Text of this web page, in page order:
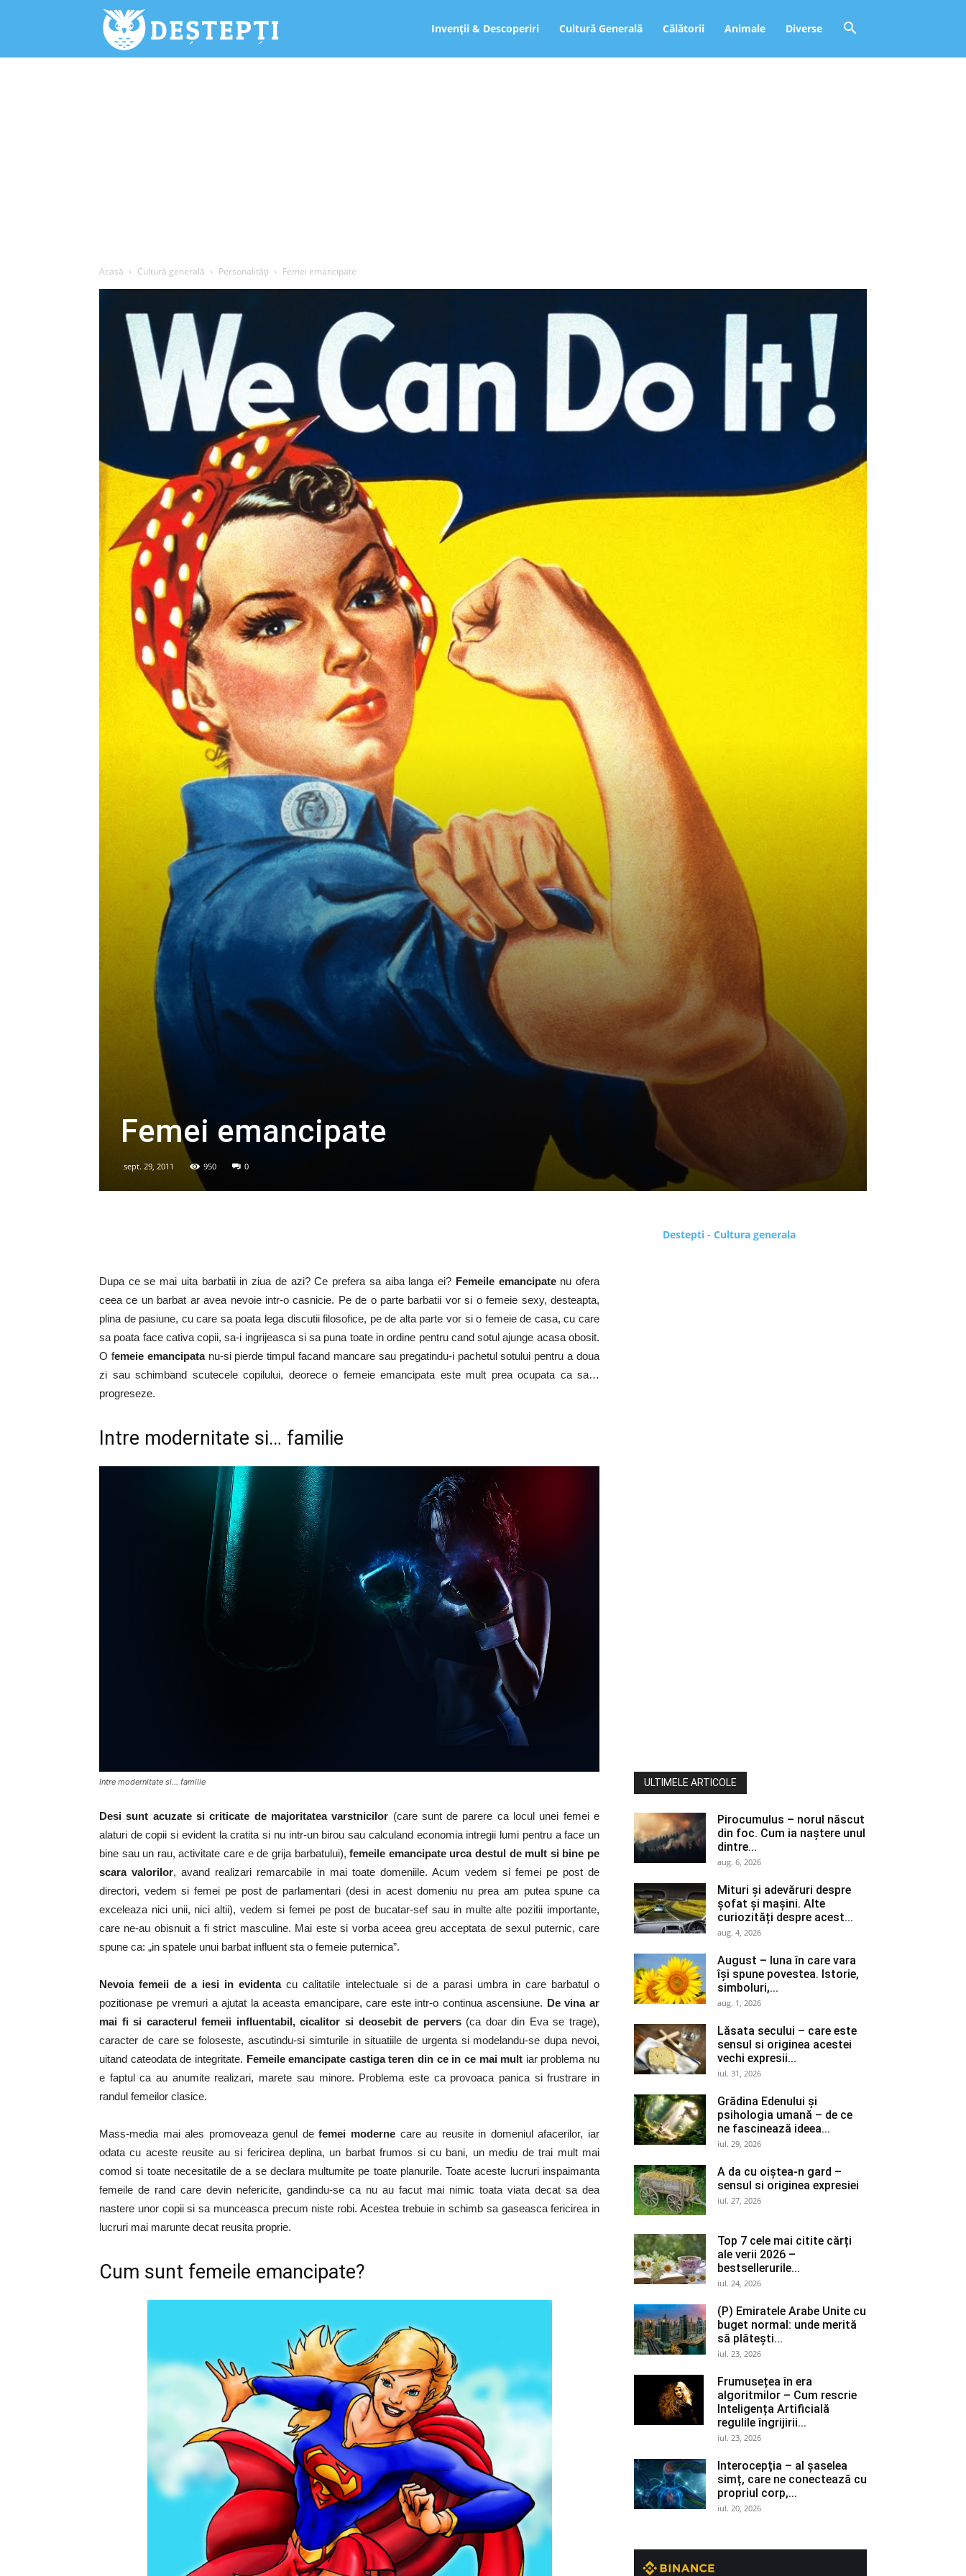
Deștepți.ro Invenții & Descoperiri Cultură Generală Călătorii Animale Diverse
Acasă Cultură generală Personalități Femei emancipate
Femei emancipate
sept. 29, 2011 950 0
Dupa ce se mai uita barbatii in ziua de azi? Ce prefera sa aiba langa ei? Femeile emancipatenu ofera
ceea ce un barbat ar avea nevoie intr-o casnicie. Pe de o parte barbatii vor si o femeie sexy, desteapta,
plina de pasiune, cu care sa poata lega discutii filosofice, pe de alta parte vor si o femeie de casa, cu care
sa poata face cativa copii, sa-i ingrijeasca si sa puna toate in ordine pentru cand sotul ajunge acasa obosit.
O femeie emancipatanu-si pierde timpul facand mancare sau pregatindu-i pachetul sotului pentru a doua
zi sau schimband scutecele copilului, deorece o femeie emancipata este mult prea ocupata ca sa…
progreseze.
Intre modernitate si… familie
Intre modernitate si… familie
Desi sunt acuzate si criticate de majoritatea varstnicilor (care sunt de parere ca locul unei femei e
alaturi de copii si evident la cratita si nu intr-un birou sau calculand economia intregii lumi pentru a face un
bine sau un rau, activitate care e de grija barbatului), femeile emancipate urca destul de mult si bine pe
scara valorilor, avand realizari remarcabile in mai toate domeniile. Acum vedem si femei pe post de
directori, vedem si femei pe post de parlamentari (desi in acest domeniu nu prea am putea spune ca
exceleaza nici unii, nici altii), vedem si femei pe post de bucatar-sef sau in multe alte pozitii importante,
care ne-au obisnuit a fi strict masculine. Mai este si vorba aceea greu acceptata de sexul puternic, care
spune ca: „in spatele unui barbat influent sta o femeie puternica”.
Nevoia femeii de a iesi in evidentacu calitatile intelectuale si de a parasi umbra in care barbatul o
pozitionase pe vremuri a ajutat la aceasta emancipare, care este intr-o continua ascensiune. De vina ar
mai fi si caracterul femeii influentabil, cicalitor si deosebit de pervers(ca doar din Eva se trage),
caracter de care se foloseste, ascutindu-si simturile in situatiile de urgenta si modelandu-se dupa nevoi,
uitand cateodata de integritate. Femeile emancipate castiga teren din ce in ce mai mult iar problema nu
e faptul ca au anumite realizari, marete sau minore. Problema este ca provoaca panica si frustrare in
randul femeilor clasice.
Mass-media mai ales promoveaza genul defemei moderne care au reusite in domeniul afacerilor, iar
odata cu aceste reusite au si fericirea deplina, un barbat frumos si cu bani, un mediu de trai mult mai
comod si toate necesitatile de a se declara multumite pe toate planurile. Toate aceste lucruri inspaimanta
femeile de rand care devin nefericite, gandindu-se ca nu au facut mai nimic toata viata decat sa dea
nastere unor copii si sa munceasca precum niste robi. Acestea trebuie in schimb sa gaseasca fericirea in
lucruri mai marunte decat reusita proprie.
Cum sunt femeile emancipate?
Destepti - Cultura generala
ULTIMELE ARTICOLE
Pirocumulus – norul născut
din foc. Cum ia naștere unul
dintre...
aug. 6, 2026
Mituri și adevăruri despre
șofat și mașini. Alte
curiozități despre acest...
aug. 4, 2026
August – luna în care vara
își spune povestea. Istorie,
simboluri,...
aug. 1, 2026
Lăsata secului – care este
sensul si originea acestei
vechi expresii...
iul. 31, 2026
Grădina Edenului și
psihologia umană – de ce
ne fascinează ideea...
iul. 29, 2026
A da cu oiștea-n gard –
sensul si originea expresiei
iul. 27, 2026
Top 7 cele mai citite cărți
ale verii 2026 –
bestsellerurile...
iul. 24, 2026
(P) Emiratele Arabe Unite cu
buget normal: unde merită
să plătești...
iul. 23, 2026
Frumusețea în era
algoritmilor – Cum rescrie
Inteligența Artificială
regulile îngrijirii...
iul. 23, 2026
Interocepţia – al șaselea
simț, care ne conectează cu
propriul corp,...
iul. 20, 2026